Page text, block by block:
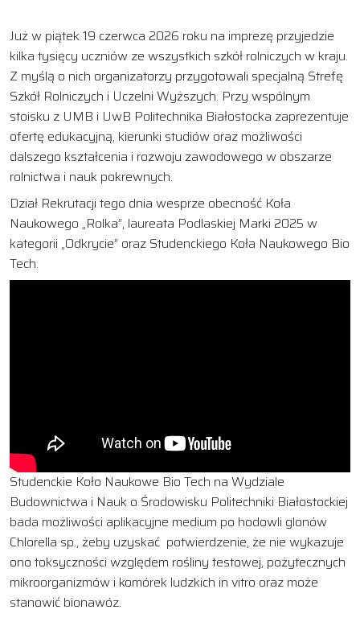
Już w piątek 19 czerwca 2026 roku na imprezę przyjedzie
kilka tysięcy uczniów ze wszystkich szkół rolniczych w kraju.
Z myślą o nich organizatorzy przygotowali specjalną Strefę
Szkół Rolniczych i Uczelni Wyższych. Przy wspólnym
stoisku z UMB i UwB Politechnika Białostocka zaprezentuje
ofertę edukacyjną, kierunki studiów oraz możliwości
dalszego kształcenia i rozwoju zawodowego w obszarze
rolnictwa i nauk pokrewnych.
Dział Rekrutacji tego dnia wesprze obecność Koła
Naukowego „Rolka”, laureata Podlaskiej Marki 2025 w
kategorii „Odkrycie” oraz Studenckiego Koła Naukowego Bio
Tech.
Studenckie Koło Naukowe Bio Tech na Wydziale
Budownictwa i Nauk o Środowisku Politechniki Białostockiej
bada możliwości aplikacyjne medium po hodowli glonów
Chlorella sp., żeby uzyskać potwierdzenie, że nie wykazuje
ono toksyczności względem rośliny testowej, pożytecznych
mikroorganizmów i komórek ludzkich in vitro oraz może
stanowić bionawóz.